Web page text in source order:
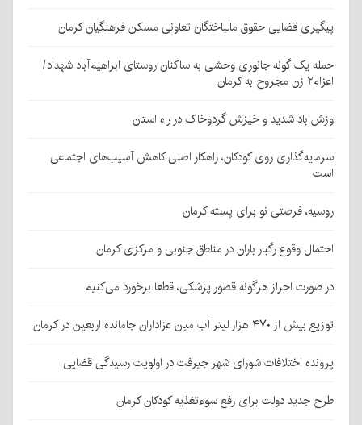
پیگیری قضایی حقوق مالباختگان تعاونی مسکن فرهنگیان کرمان
حمله یک گونه جانوری وحشی به ساکنان روستای ابراهیم‌آباد شهداد/
اعزام۲ زن مجروح به کرمان
وزش باد شدید و خیزش گردوخاک در راه استان
سرمایه‌گذاری روی کودکان، راهکار اصلی کاهش آسیب‌های اجتماعی
است
روسیه، فرصتی نو برای پسته کرمان
احتمال وقوع رگبار باران در مناطق جنوبی و مرکزی کرمان
در صورت احراز هرگونه قصور پزشکی، قطعا برخورد می‌کنیم
توزیع بیش از ۴۷۰ هزار لیتر آب میان عزاداران جامانده اربعین در کرمان
پرونده اختلافات شورای شهر جیرفت در اولویت رسیدگی قضایی
طرح جدید دولت برای رفع سوءتغذیه کودکان کرمان